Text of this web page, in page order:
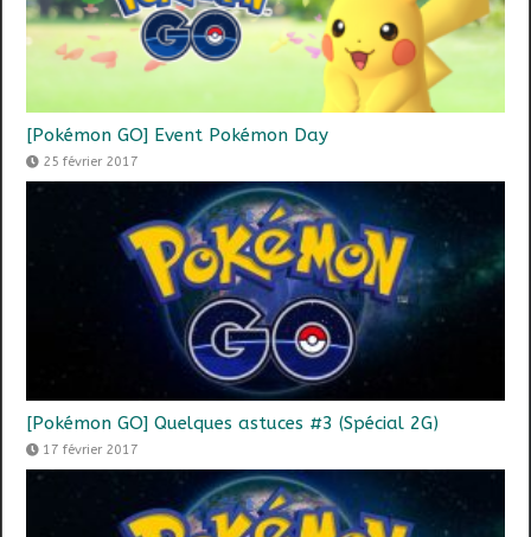
[Pokémon GO] Event Pokémon Day
25 février 2017
[Pokémon GO] Quelques astuces #3 (Spécial 2G)
17 février 2017